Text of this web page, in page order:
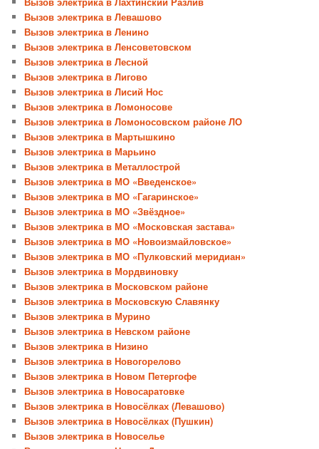
Вызов электрика в Левашово
Вызов электрика в Ленино
Вызов электрика в Ленсоветовском
Вызов электрика в Лесной
Вызов электрика в Лигово
Вызов электрика в Лисий Нос
Вызов электрика в Ломоносове
Вызов электрика в Ломоносовском районе ЛО
Вызов электрика в Мартышкино
Вызов электрика в Марьино
Вызов электрика в Металлострой
Вызов электрика в МО «Введенское»
Вызов электрика в МО «Гагаринское»
Вызов электрика в МО «Звёздное»
Вызов электрика в МО «Московская застава»
Вызов электрика в МО «Новоизмайловское»
Вызов электрика в МО «Пулковский меридиан»
Вызов электрика в Мордвиновку
Вызов электрика в Московском районе
Вызов электрика в Московскую Славянку
Вызов электрика в Мурино
Вызов электрика в Невском районе
Вызов электрика в Низино
Вызов электрика в Новогорелово
Вызов электрика в Новом Петергофе
Вызов электрика в Новосаратовке
Вызов электрика в Новосёлках (Левашово)
Вызов электрика в Новосёлках (Пушкин)
Вызов электрика в Новоселье